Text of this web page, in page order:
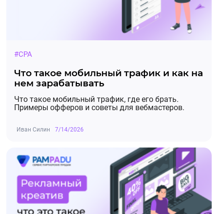
#CPA
Что такое мобильный трафик и как на
нем зарабатывать
Что такое мобильный трафик, где его брать.
Примеры офферов и советы для вебмастеров.
Иван Силин 7/14/2026